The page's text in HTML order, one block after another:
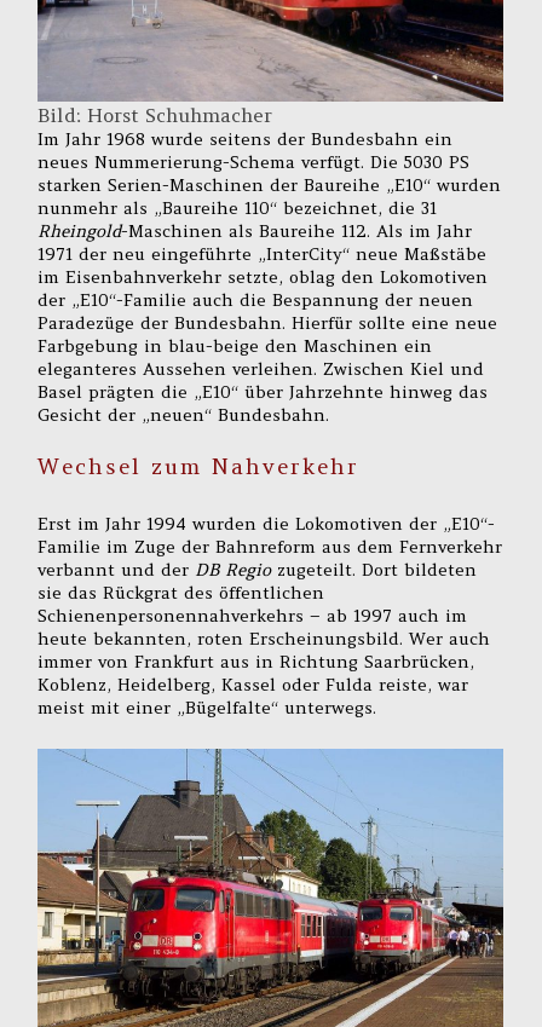
Bild: Horst Schuhmacher
Im Jahr 1968 wurde seitens der Bundesbahn ein
neues Nummerierung-Schema verfügt. Die 5030 PS
starken Serien-Maschinen der Baureihe „E10“ wurden
nunmehr als „Baureihe 110“ bezeichnet, die 31
Rheingold-Maschinen als Baureihe 112. Als im Jahr
1971 der neu eingeführte „InterCity“ neue Maßstäbe
im Eisenbahnverkehr setzte, oblag den Lokomotiven
der „E10“-Familie auch die Bespannung der neuen
Paradezüge der Bundesbahn. Hierfür sollte eine neue
Farbgebung in blau-beige den Maschinen ein
eleganteres Aussehen verleihen. Zwischen Kiel und
Basel prägten die „E10“ über Jahrzehnte hinweg das
Gesicht der „neuen“ Bundesbahn.
Wechsel zum Nahverkehr
Erst im Jahr 1994 wurden die Lokomotiven der „E10“-
Familie im Zuge der Bahnreform aus dem Fernverkehr
verbannt und der DB Regiozugeteilt. Dort bildeten
sie das Rückgrat des öffentlichen
Schienenpersonennahverkehrs – ab 1997 auch im
heute bekannten, roten Erscheinungsbild. Wer auch
immer von Frankfurt aus in Richtung Saarbrücken,
Koblenz, Heidelberg, Kassel oder Fulda reiste, war
meist mit einer „Bügelfalte“ unterwegs.